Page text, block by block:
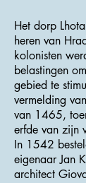
Het dorp
heren van
kolonisten
belastingen
gebied te
vermelding
van 1465,
erfde van zijn
In 1542
eigenaar Jan
architect